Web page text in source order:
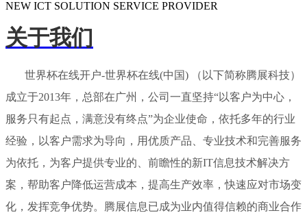
NEW ICT SOLUTION SERVICE PROVIDER
关于我们
世界杯在线开户-世界杯在线(中国) （以下简称腾展科技）
成立于2013年，总部在广州，公司一直坚持“以客户为中心，
服务只有起点，满意没有终点”为企业使命，依托多年的行业
经验，以客户需求为导向，用优质产品、专业技术和完善服务
为依托，为客户提供专业的、前瞻性的新IT信息技术解决方
案，帮助客户降低运营成本，提高生产效率，快速应对市场变
化，发挥竞争优势。腾展信息已成为业内值得信赖的商业合作